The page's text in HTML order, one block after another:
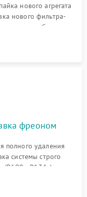
нового агрегата
нового фильтра-
обдува,
дверных петель.
фреоном
полного удаления
системы строго
R134a) по
давления в системе.